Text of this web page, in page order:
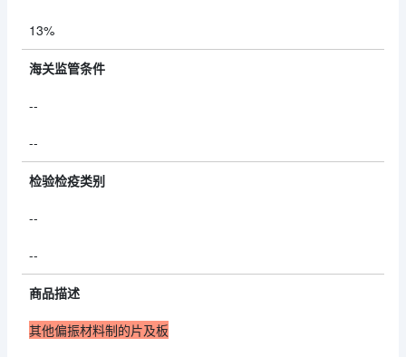
13%
海关监管条件
--
--
检验检疫类别
--
--
商品描述
其他偏振材料制的片及板